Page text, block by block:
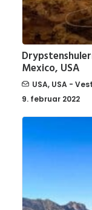
Mexico, USA
USA, USA - Vest
9. februar 2022